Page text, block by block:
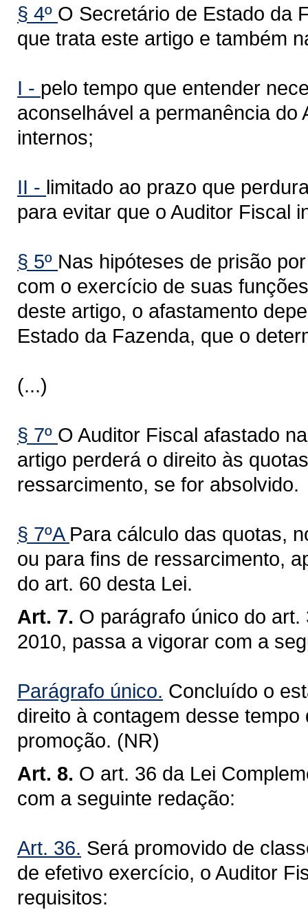
§ 4º O Secretário de Estado da
que trata este artigo e também
I - pelo tempo que entender
aconselhável a permanência
internos;
II - limitado ao prazo que
para evitar que o Auditor Fiscal
§ 5º Nas hipóteses de prisão
com o exercício de suas
deste artigo, o afastamento
Estado da Fazenda, que o
(...)
§ 7º O Auditor Fiscal afastado
artigo perderá o direito às
ressarcimento, se for absolvido.
§ 7ºA Para cálculo das quotas,
ou para fins de ressarcimento,
do art. 60 desta Lei.
Art. 7. O parágrafo único do art.
2010, passa a vigorar com a
Parágrafo único. Concluído o
direito à contagem desse
promoção. (NR)
Art. 8. O art. 36 da Lei
com a seguinte redação:
Art. 36. Será promovido de
de efetivo exercício, o Auditor
requisitos: